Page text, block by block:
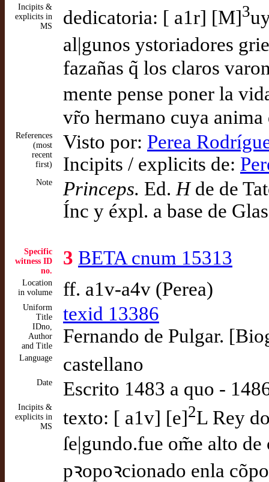
Incipits &
explicits in
MS
dedicatoria: [ a1r] [M]3
al|gunos ystoriadores
fazañas q̃ los claros
mente pense poner la
vr̃o hermano cuya
References
(most
recent
first)
Visto por: Perea
Incipits / explicits de:
Note Princeps. Ed. Hde de
Ínc y éxpl. a base de
Specific
witness ID
no.
3 BETA cnum 15313
Location
in volume
ff. a1v-a4v (Perea)
Uniform
Title
IDno,
Author
and Title
texid 13386
Fernando de Pulgar.
Language castellano
Date Escrito 1483 a quo -
Incipits &
explicits in
MS
texto: [ a1v] [e]2L Rey
ſe|gundo.fue om̃e alto
pꝛopoꝛcionado enla